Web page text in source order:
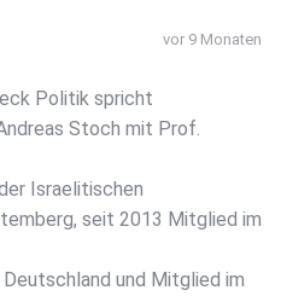
vor 9 Monaten
Politik spricht
Stoch mit Prof.
Israelitischen
seit 2013 Mitglied im
und Mitglied im